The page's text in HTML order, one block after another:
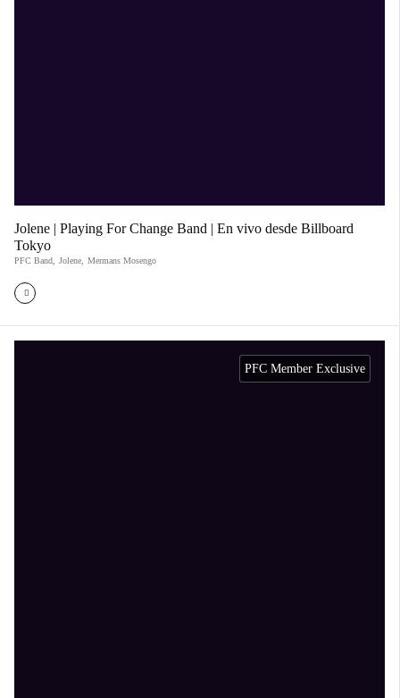
Jolene | Playing For Change Band | En vivo desde Billboard
Tokyo
PFC Band Jolene Mermans Mosengo
PFC Member Exclusive